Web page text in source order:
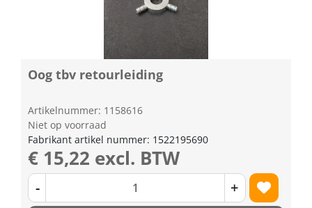
Oog tbv retourleiding
Artikelnummer: 1158616
Niet op voorraad
Fabrikant artikel nummer: 1522195690
€ 15,22 excl. BTW
- +